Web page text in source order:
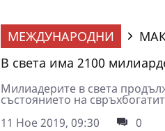
МЕЖДУНАРОДНИ
В света има 2100
Милиадерите в света
състоянието на
11 Ное 2019, 09:30
0